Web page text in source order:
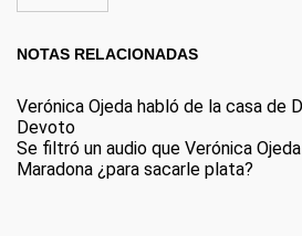
NOTAS RELACIONADAS
Verónica Ojeda habló de la casa de
Devoto
Se filtró un audio que Verónica
Maradona ¿para sacarle plata?